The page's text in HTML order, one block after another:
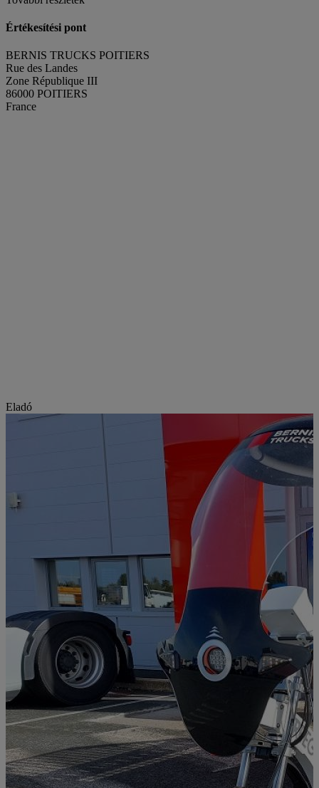
Értékesítési pont
BERNIS TRUCKS POITIERS
Rue des Landes
Zone République III
86000 POITIERS
France
Eladó